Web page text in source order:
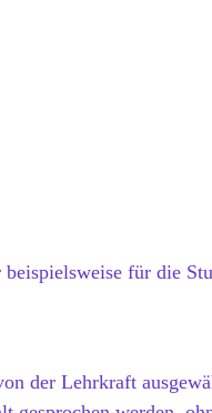
für die
der Lehrkraft